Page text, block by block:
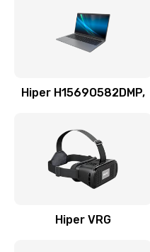
Hiper H1569O582DMP,
Hiper VRG